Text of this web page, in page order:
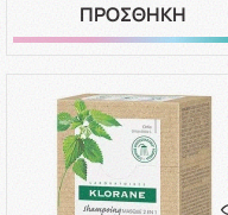
ΠΡΟΣΘΗΚΗ